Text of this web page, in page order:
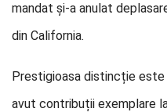
mandat și-a anulat
din California.
Prestigioasa distincție este
avut contribuții exemplare